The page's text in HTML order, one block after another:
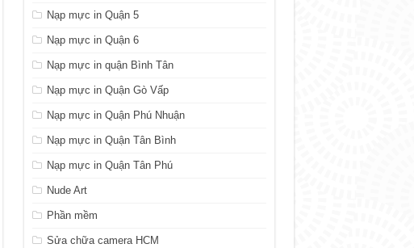
Nạp mực in Quận 5
Nạp mực in Quận 6
Nạp mực in quận Bình Tân
Nạp mực in Quận Gò Vấp
Nạp mực in Quận Phú Nhuận
Nạp mực in Quận Tân Bình
Nạp mực in Quận Tân Phú
Nude Art
Phần mềm
Sửa chữa camera HCM